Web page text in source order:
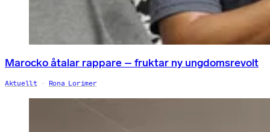
Marocko åtalar rappare – fruktar ny ungdomsrevolt
Aktuellt Rona Lorimer